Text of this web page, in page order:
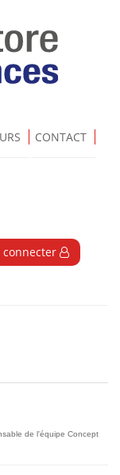
CONTACT
connecter
de l'équipe Concept